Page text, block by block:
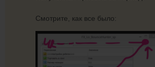
Смотрите, как все было: